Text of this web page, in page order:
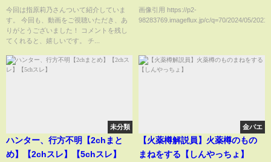
今回は指原莉乃さんついて紹介していま
す。 今回も、動画をご視聴いただき、あ
りがとうございました！ コメントを残し
てくれると、嬉しいです。 チ...
画像引用 https://p2-
98283769.imageflux.jp/c/q=70/2024/05/
未分類
ハンター、行方不明【2chまと
め】【2chスレ】【5chスレ】
金バエ
【火薬樽解説員】火薬樽のもの
まねをする【しんやっちょ】